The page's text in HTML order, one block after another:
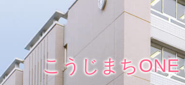
こうじまちONE